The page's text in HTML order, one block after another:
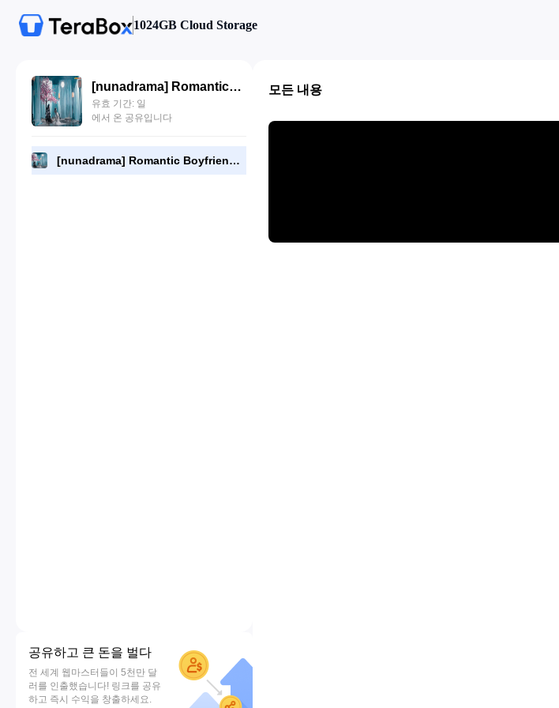
1024GB Cloud Storage
[nunadrama] Romantic Boyfriend Episode 5.480p.mp4
유효 기간: 일
에서 온 공유입니다
[nunadrama] Romantic Boyfriend Episode 5.480p.mp4
공유하고 큰 돈을 벌다
전 세계 웹마스터들이 5천만 달
러를 인출했습니다! 링크를 공유
하고 즉시 수익을 창출하세요.
모든 내용